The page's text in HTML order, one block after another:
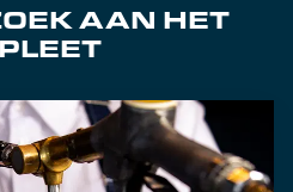
AAN HET